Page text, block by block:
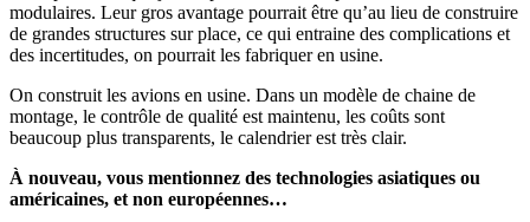
modulaires. Leur gros avantage pourrait être qu’au lieu de construire
de grandes structures sur place, ce qui entraine des complications et
des incertitudes, on pourrait les fabriquer en usine.
On construit les avions en usine. Dans un modèle de chaine de
montage, le contrôle de qualité est maintenu, les coûts sont
beaucoup plus transparents, le calendrier est très clair.
À nouveau, vous mentionnez des technologies asiatiques ou
américaines, et non européennes…